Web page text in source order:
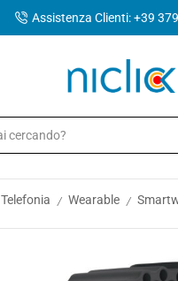
Assistenza Clienti: +39
Telefonia / Wearable /